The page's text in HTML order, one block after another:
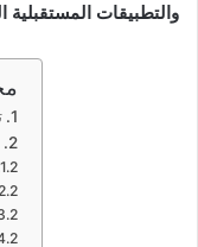
والتطبيقات المستقبلية